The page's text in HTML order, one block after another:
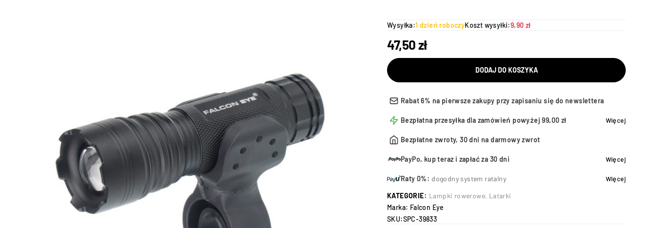
Wysyłka:1 dzień roboczyKoszt wysyłki:9,90 zł
47,50zł
DODAJ DO KOSZYKA
Rabat 6% na pierwsze zakupy przy zapisaniu się do newslettera
Bezpłatna przesyłka dla zamówień powyżej 99,00 zł Więcej
Bezpłatne zwroty, 30 dni na darmowy zwrot
PayPo, kup teraz i zapłać za 30 dni Więcej
Raty 0%: dogodny system ratalny Więcej
KATEGORIE: Lampki rowerowe, Latarki
Marka: Falcon Eye
SKU:SPC-39833